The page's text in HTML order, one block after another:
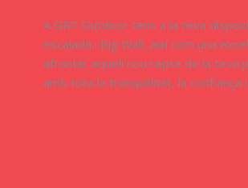
A GR7 Outdoor tens a la teva
escalada i Big Wall, així com una
afrontar aquell nou repte de la teva pròxima escalada. Et podràs equipar
amb tota la tranquil·litat, la